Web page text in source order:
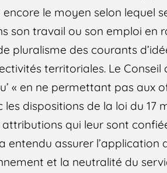
le moyen selon lequel
son travail ou son emploi en
pluralisme des courants
territoriales. Le
« en ne permettant pas aux
dispositions de la loi du 17
attributions qui leur sont
entendu assurer
et la neutralité du